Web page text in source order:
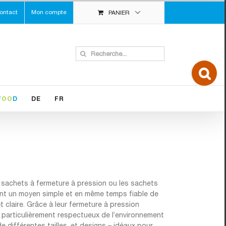
Mon compte PANIER
Search
for:
OO D DE FR
sachets à fermeture à pression ou les sachets
un moyen simple et en même temps fiable de
Grâce à leur fermeture à pression
respectueux de l’environnement
Toggle
Sliding
Bar